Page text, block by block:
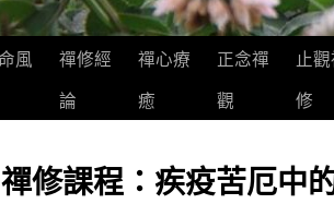
風
禪修經
論
禪心療
癒
正念禪
觀
止
修
修課程：疾疫苦厄中